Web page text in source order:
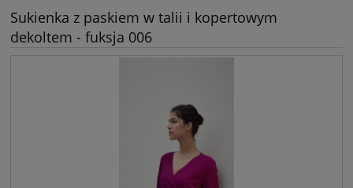
Sukienka z paskiem w talii i kopertowym
dekoltem - fuksja 006